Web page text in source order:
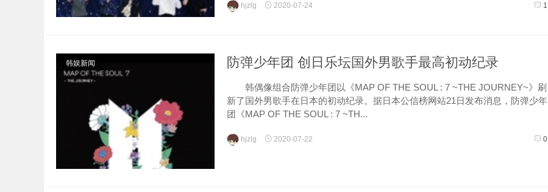
1
hjzlg 2020-07-24
防弹少年团 创日乐坛国外男歌手最高初动纪录
韩娱新闻
韩偶像组合防弹少年团以《MAP OF THE SOUL : 7 ~THE JOURNEY~》刷
新了国外男歌手在日本的初动纪录。据日本公信榜网站21日发布消息，防弹少年
团《MAP OF THE SOUL : 7 ~TH...
0
hjzlg 2020-07-22